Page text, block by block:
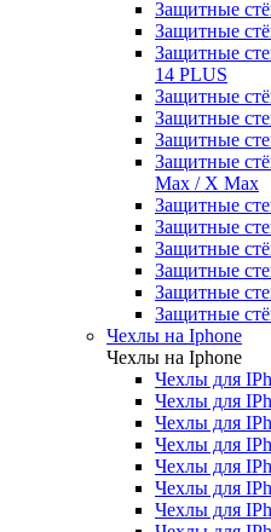
Защитные
Защитные
Защитные
14 PLUS
Защитные
Защитные
Защитные
Защитные
Max / X Max
Защитные
Защитные
Защитные
Защитные
Защитные
Защитные
Чехлы на Iphone
Чехлы на Iphone
Чехлы для
Чехлы для
Чехлы для
Чехлы для
Чехлы для
Чехлы для
Чехлы для